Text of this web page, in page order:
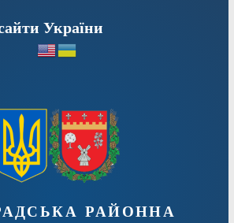
України
районна